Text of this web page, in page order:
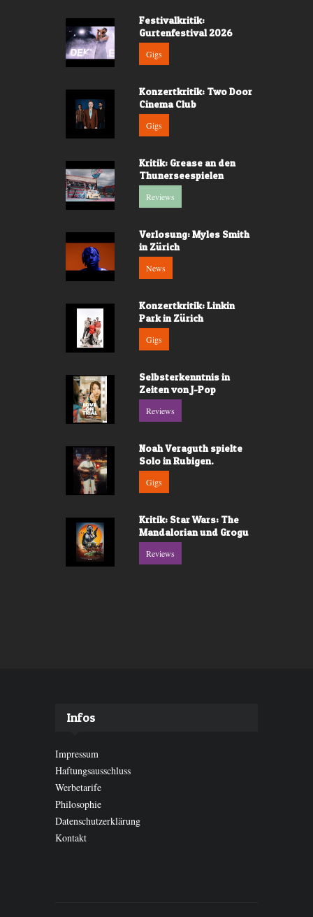
Festivalkritik:
Gurtenfestival 2026
Gigs
Konzertkritik: Two Door
Cinema Club
Gigs
Kritik: Grease an den
Thunerseespielen
Reviews
Verlosung: Myles Smith
in Zürich
News
Konzertkritik: Linkin
Park in Zürich
Gigs
Selbsterkenntnis in
Zeiten von J-Pop
Reviews
Noah Veraguth spielte
Solo in Rubigen.
Gigs
Kritik: Star Wars: The
Mandalorian und Grogu
Reviews
Infos
Impressum
Haftungsausschluss
Werbetarife
Philosophie
Datenschutzerklärung
Kontakt